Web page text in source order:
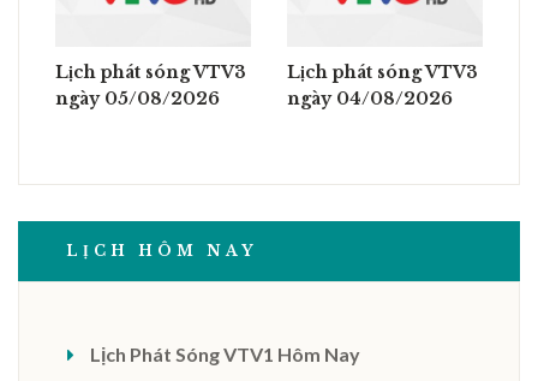
Lịch phát sóng VTV3
ngày 05/08/2026
Lịch phát sóng VTV3
ngày 04/08/2026
LỊCH HÔM NAY
Lịch Phát Sóng VTV1 Hôm Nay